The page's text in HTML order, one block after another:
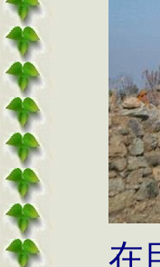
在